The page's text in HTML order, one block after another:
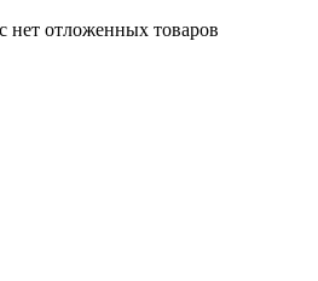
нет отложенных товаров